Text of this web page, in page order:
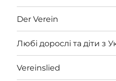
Der Verein
Любі дорослі та діти з
Vereinslied